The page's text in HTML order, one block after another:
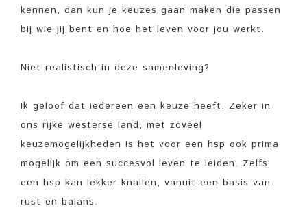
kennen, dan kun je keuzes gaan maken die passen
bij wie jij bent en hoe het leven voor jou werkt.
Niet realistisch in deze samenleving?
Ik geloof dat iedereen een keuze heeft. Zeker in
ons rijke westerse land, met zoveel
keuzemogelijkheden is het voor een hsp ook prima
mogelijk om een succesvol leven te leiden. Zelfs
een hsp kan lekker knallen, vanuit een basis van
rust en balans.